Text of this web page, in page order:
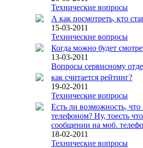
Технические вопросы
А как посмотреть, кто
15-03-2011
Технические вопросы
Когда можно будет
13-03-2011
Вопросы сервисному
как считается рейтинг?
19-02-2011
Технические вопросы
Есть ли возможность,
телефоном? Ну, тоесть
сообщении на моб.
18-02-2011
Технические вопросы